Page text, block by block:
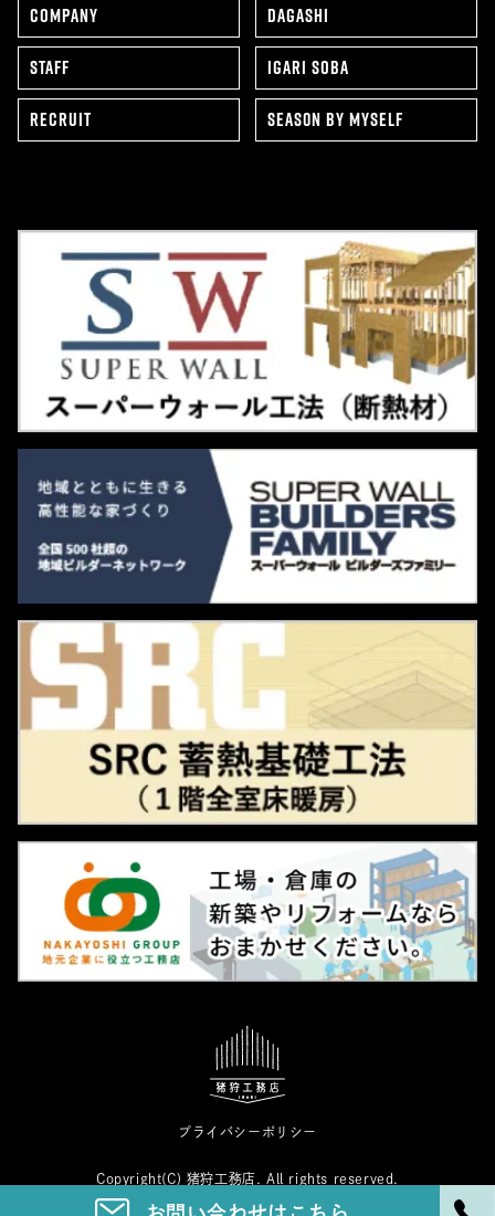
COMPANY
DAGASHI
STAFF
IGARI SOBA
RECRUIT
SEAS0N BY MYSELF
プライバシーポリシー
Copyright(C) 猪狩工務店. All rights reserved.